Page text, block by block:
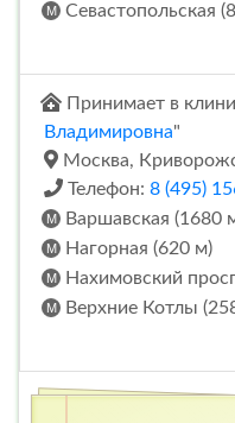
Севастопольская
Принимает в
Владимировна"
Москва,
Телефон: 8 (495)
Варшавская (1680
Нагорная (620 м)
Нахимовский
Верхние Котлы